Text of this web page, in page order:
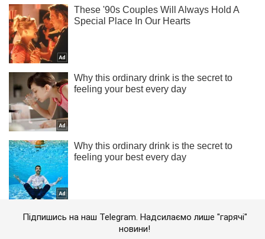
Підпишись на наш Telegram. Надсилаємо лише "гарячі"
новини!